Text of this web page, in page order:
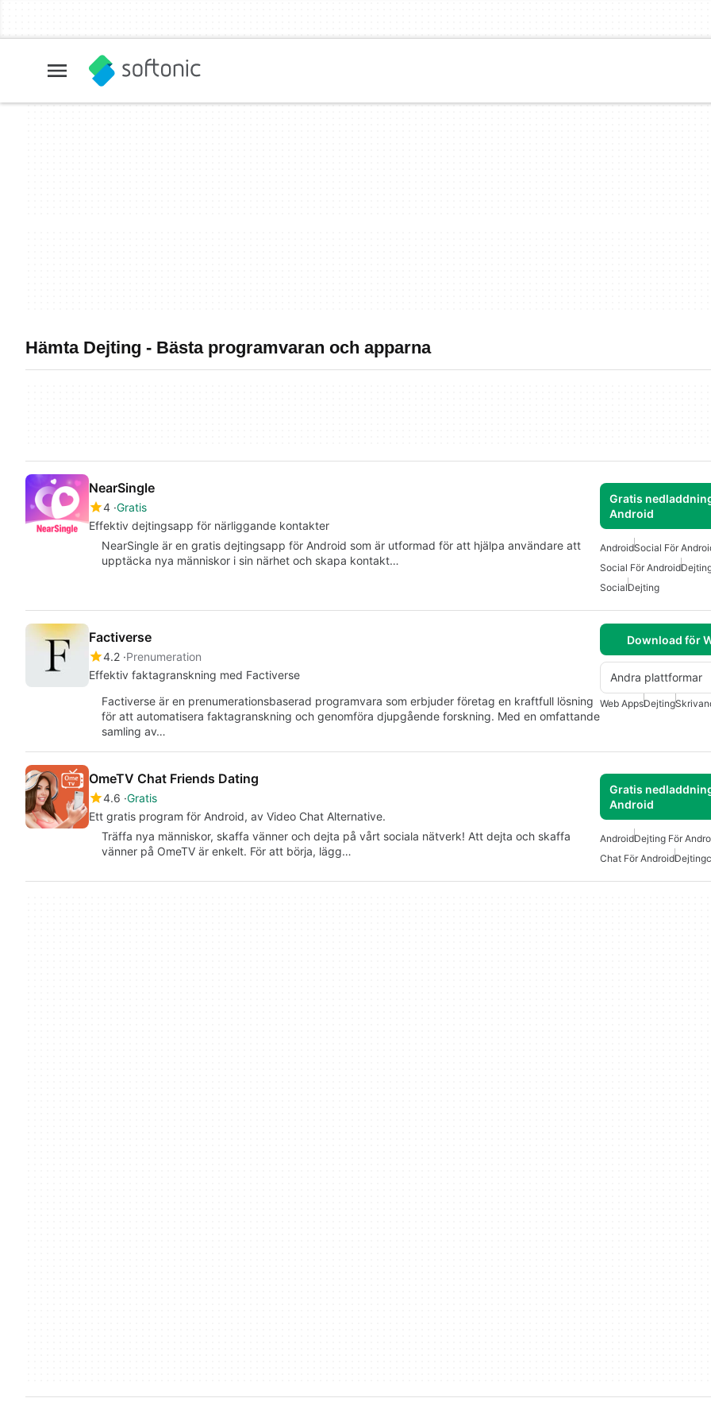
Hämta Dejting - Bästa programvaran och apparna
NearSingle
4 Gratis
Effektiv dejtingsapp för närliggande kontakter
Gratis
Android
NearSingle är en gratis dejtingsapp för Android som är utformad för att hjälpa användare att
upptäcka nya människor i sin närhet och skapa kontakt…
AndroidSocial För
Social För Android
SocialDejting
Factiverse
4.2 Prenumeration
Effektiv faktagranskning med Factiverse
Download för
Andra plattformar
Factiverse är en prenumerationsbaserad programvara som erbjuder företag en kraftfull lösning
för att automatisera faktagranskning och genomföra djupgående forskning. Med en omfattande
samling av…
Web AppsDejting
OmeTV Chat Friends Dating
4.6 Gratis
Ett gratis program för Android, av Video Chat Alternative.
Gratis
Android
Träffa nya människor, skaffa vänner och dejta på vårt sociala nätverk! Att dejta och skaffa
vänner på OmeTV är enkelt. För att börja, lägg…
AndroidDejting För
Chat För Android